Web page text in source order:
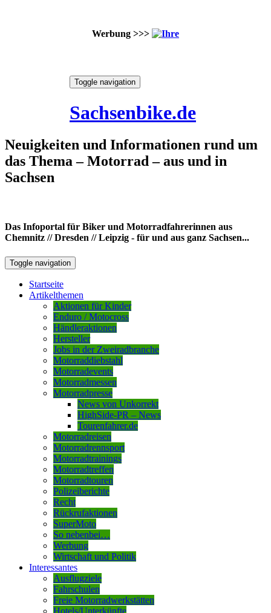
Werbung >>>
Toggle navigation
Sachsenbike.de
Neuigkeiten und Informationen rund um
das Thema – Motorrad – aus und in
Sachsen
Das Infoportal für Biker und Motorradfahrerinnen aus
Chemnitz // Dresden // Leipzig - für und aus ganz Sachsen...
Toggle navigation
Startseite
Artikelthemen
Aktionen für Kinder
Enduro / Motocross
Händleraktionen
Hersteller
Jobs in der Zweiradbranche
Motorraddiebstahl
Motorradevents
Motorradmessen
Motorradpresse
News von Unkorrekt
HighSide-PR – News
Tourenfahrer.de
Motorradreisen
Motorradrennsport
Motorradtrainings
Motorradtreffen
Motorradtouren
Polizeiberichte
Recht
Rückrufaktionen
SuperMoto
So nebenbei…
Werbung
Wirtschaft und Politik
Interessantes
Ausflugziele
Fahrschulen
Freie Motorradwerkstätten
Hotels/Unterkünfte